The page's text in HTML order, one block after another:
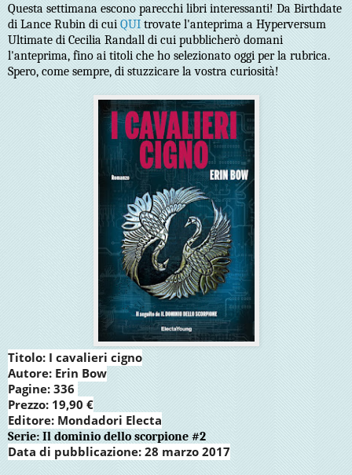
Questa settimana escono parecchi libri interessanti! Da Birthdate
di Lance Rubin di cui QUI trovate l'anteprima a Hyperversum
Ultimate di Cecilia Randall di cui pubblicherò domani
l'anteprima, fino ai titoli che ho selezionato oggi per la rubrica.
Spero, come sempre, di stuzzicare la vostra curiosità!
Titolo: I cavalieri cigno
Autore: Erin Bow
Pagine:336
Prezzo: 19,90 €
Editore: Mondadori Electa
Serie: Il dominio dello scorpione #2
Data di pubblicazione:28 marzo 2017